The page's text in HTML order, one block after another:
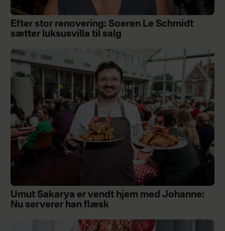
Efter stor renovering: Soeren Le Schmidt
sætter luksusvilla til salg
Umut Sakarya er vendt hjem med Johanne:
Nu serverer han flæsk